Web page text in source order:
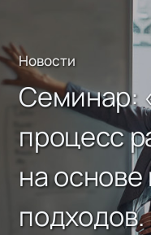
Новости
Семинар:
процесс
на основе